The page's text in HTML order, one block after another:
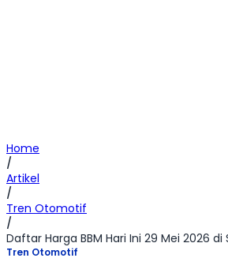
Home
/
Artikel
/
Tren Otomotif
/
Daftar Harga BBM Hari Ini 29 Mei 2026
Tren Otomotif